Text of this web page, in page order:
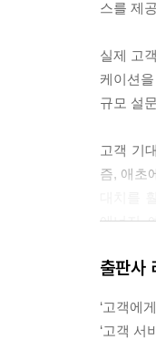
스를 제
실제 고
케이션
규모 설
고객 기
즘, 애초
에너지,
제품 경
다. 데이
출판사
‘고객에
‘고객 서